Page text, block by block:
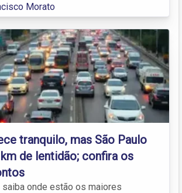
Morato
tranquilo, mas São Paulo
de lentidão; confira os
saiba onde estão os maiores